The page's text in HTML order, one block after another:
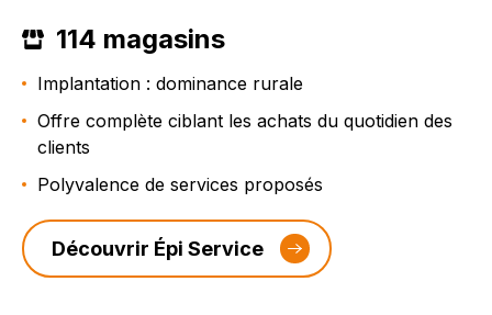
114 magasins
Implantation : dominance rurale
Offre complète ciblant les achats du quotidien des
clients
Polyvalence de services proposés
Découvrir Épi Service